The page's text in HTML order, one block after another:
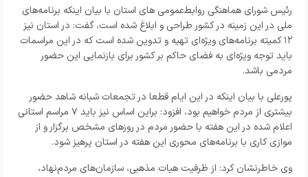
رئیس شورای هماهنگی روابط‌عمومی های استان با بیان اینکه برنامه‌های
ملی در این زمینه در کشور طراحی و‌ ابلاغ شده است، گفت: در استان نیز
۱۲ کمیته برنامه‌های ویژه‌ای تهیه و‌ تدوین شده است که در این مراسمات
باید توجه ویژه‌ای به فضای حاکم بر کشور برای بازنمایی این حضور
مردمی باشد.
پورعلی با بیان اینکه در این ایام قطعا در تجمعات شبانه شاهد حضور
بیشتری از مردم خواهیم بود، افزود: براین اساس نیز باید ۷ مراسم استانی
اعلام شده در این هفته با حضور مردم در روزهای مشخص برگزار و از
موازی کاری با برنامه‌های محوری این هفته در استان پرهیز شود.
وی خاطرنشان کرد: از ظرفیت هیات مذهبی، سازمان‌های مردم‌نهاد،